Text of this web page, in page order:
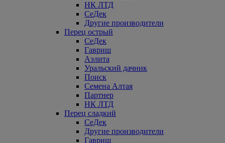
НК ЛТД
СеДек
Другие производители
Перец острый
СеДек
Гавриш
Аэлита
Уральский дачник
Поиск
Семена Алтая
Партнер
НК ЛТД
Перец сладкий
СеДек
Другие производители
Гавриш